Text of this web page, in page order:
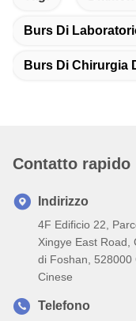
Burs Di
Burs Di Chirurgia
Contatto rapido
Indirizzo
4F Edificio 22,
Xingye East Road,
di Foshan, 528000
Cinese
Telefono